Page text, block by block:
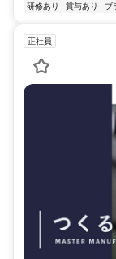
研修あり
賞与あり ブ
正社員